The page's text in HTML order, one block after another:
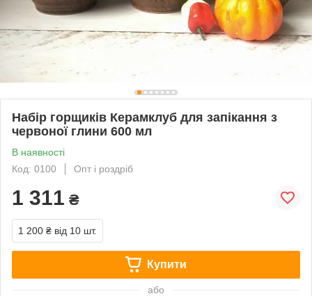
Набір горщиків Керамклуб для запікання з
червоної глини 600 мл
В наявності
Код: 0100
Опт і роздріб
1 311 ₴
1 200 ₴ від 10 шт.
Купити
або